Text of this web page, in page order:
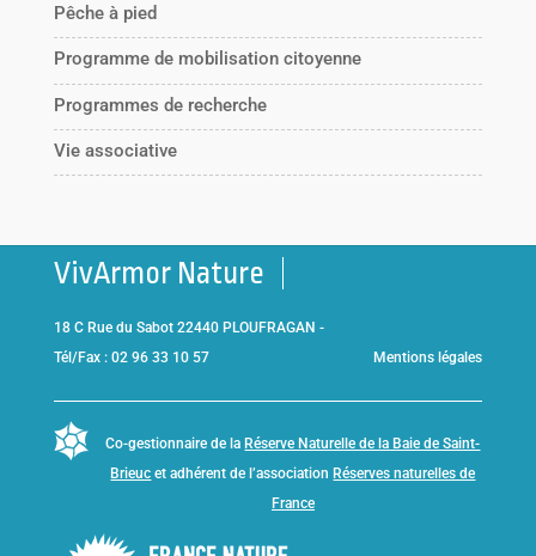
Pêche à pied
Programme de mobilisation citoyenne
Programmes de recherche
Vie associative
VivArmor Nature
18 C Rue du Sabot 22440 PLOUFRAGAN -
Tél/Fax : 02 96 33 10 57
Mentions légales
Co-gestionnaire de la Réserve Naturelle de la Baie de Saint-
Brieuc et adhérent de l’association Réserves naturelles de
France